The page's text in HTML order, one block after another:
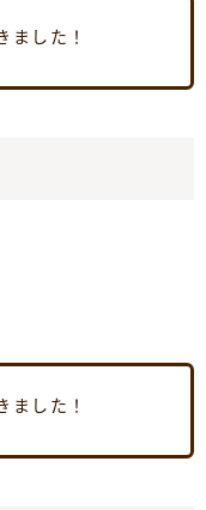
ました！
ました！